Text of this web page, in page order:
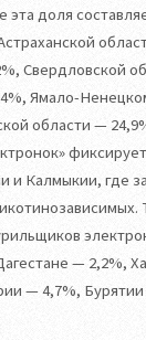
эта доля
Свердловской
Ямало-
области —
и Калмыкии, где
— 2,2%,
— 4,7%,